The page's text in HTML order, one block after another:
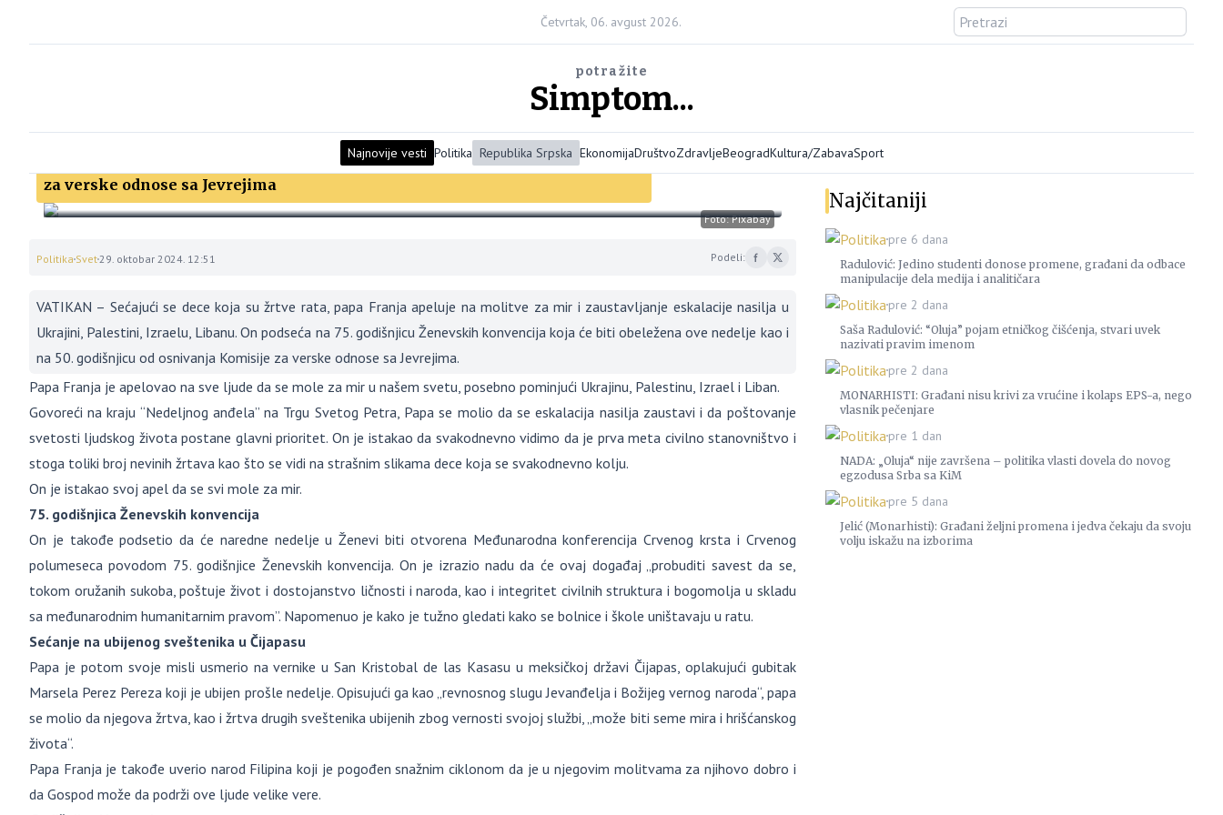
Četvrtak, 06. avgust 2026.
potražite
Simptom...
Najnovije vesti Politika Republika Srpska EkonomijaDruštvoZdravljeBeogradKultura/ZabavaSport
Foto: Pixabay
Papa, u molitvi za decu i mir, podsetio na 50. godišnjicu od osnivanja Komisije
za verske odnose sa Jevrejima
Politika Svet29. oktobar 2024. 12:51 Podeli:
VATIKAN – Sećajući se dece koja su žrtve rata, papa Franja apeluje na molitve za mir i zaustavljanje eskalacije nasilja u
Ukrajini, Palestini, Izraelu, Libanu. On podseća na 75. godišnjicu Ženevskih konvencija koja će biti obeležena ove nedelje kao i
na 50. godišnjicu od osnivanja Komisije za verske odnose sa Jevrejima.
Papa Franja je apelovao na sve ljude da se mole za mir u našem svetu, posebno pominjući Ukrajinu, Palestinu, Izrael i Liban.
Govoreći na kraju “Nedeljnog anđela” na Trgu Svetog Petra, Papa se molio da se eskalacija nasilja zaustavi i da poštovanje
svetosti ljudskog života postane glavni prioritet. On je istakao da svakodnevno vidimo da je prva meta civilno stanovništvo i
stoga toliki broj nevinih žrtava kao što se vidi na strašnim slikama dece koja se svakodnevno kolju.
On je istakao svoj apel da se svi mole za mir.
75. godišnjica Ženevskih konvencija
On je takođe podsetio da će naredne nedelje u Ženevi biti otvorena Međunarodna konferencija Crvenog krsta i Crvenog
polumeseca povodom 75. godišnjice Ženevskih konvencija. On je izrazio nadu da će ovaj događaj „probuditi savest da se,
tokom oružanih sukoba, poštuje život i dostojanstvo ličnosti i naroda, kao i integritet civilnih struktura i bogomolja u skladu
sa međunarodnim humanitarnim pravom”. Napomenuo je kako je tužno gledati kako se bolnice i škole uništavaju u ratu.
Sećanje na ubijenog sveštenika u Čijapasu
Papa je potom svoje misli usmerio na vernike u San Kristobal de las Kasasu u meksičkoj državi Čijapas, oplakujući gubitak
Marsela Perez Pereza koji je ubijen prošle nedelje. Opisujući ga kao „revnosnog slugu Jevanđelja i Božijeg vernog naroda“, papa
se molio da njegova žrtva, kao i žrtva drugih sveštenika ubijenih zbog vernosti svojoj službi, „može biti seme mira i hrišćanskog
života“.
Papa Franja je takođe uverio narod Filipina koji je pogođen snažnim ciklonom da je u njegovim molitvama za njihovo dobro i
da Gospod može da podrži ove ljude velike vere.
Najčitaniji
Politikapre 6 dana
Radulović: Jedino studenti donose promene, građani da odbace
manipulacije dela medija i analitičara
Politikapre 2 dana
Saša Radulović: “Oluja” pojam etničkog čišćenja, stvari uvek
nazivati pravim imenom
Politikapre 2 dana
MONARHISTI: Građani nisu krivi za vrućine i kolaps EPS-a, nego
vlasnik pečenjare
Politikapre 1 dan
NADA: „Oluja“ nije završena – politika vlasti dovela do novog
egzodusa Srba sa KiM
Politikapre 5 dana
Jelić (Monarhisti): Građani željni promena i jedva čekaju da svoju
volju iskažu na izborima